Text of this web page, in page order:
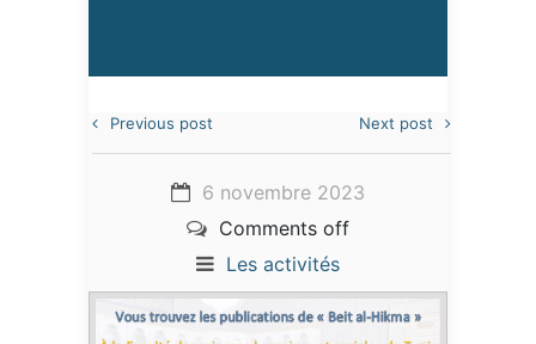
Previous post Next post
6 novembre 2023
Comments off
Les activités